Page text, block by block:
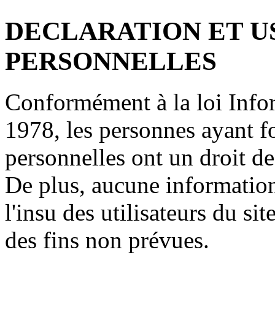
DECLARATION ET
PERSONNELLES
Conformément à la loi
1978, les personnes ayant
personnelles ont un droit
De plus, aucune
l'insu des utilisateurs du
des fins non prévues.